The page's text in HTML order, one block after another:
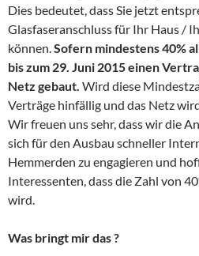
Dies bedeutet, dass Sie jetzt
Glasfaseranschluss für Ihr Haus /
können.Sofern mindestens 40%
bis zum 29. Juni 2015 einen
Netz gebaut. Wird diese
Verträge hinfällig und das Netz
Wir freuen uns sehr, dass wir die
sich für den Ausbau schneller
Hemmerden zu engagieren und
Interessenten, dass die Zahl von
wird.
Was bringt mir das ?